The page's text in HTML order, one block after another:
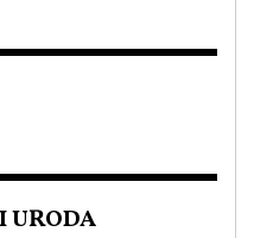
URODA